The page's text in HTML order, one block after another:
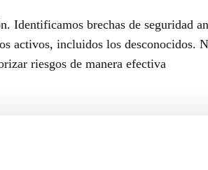
brechas de seguridad
activos, incluidos los desconocidos.
riesgos de manera efectiva